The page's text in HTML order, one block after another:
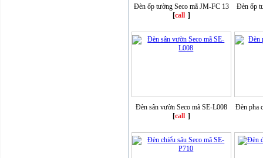
Đèn ốp tường Seco mã JM-FC 13
[call ]
Đèn ốp
Đèn sân vườn Seco mã SE-L008
[call ]
Đèn pha